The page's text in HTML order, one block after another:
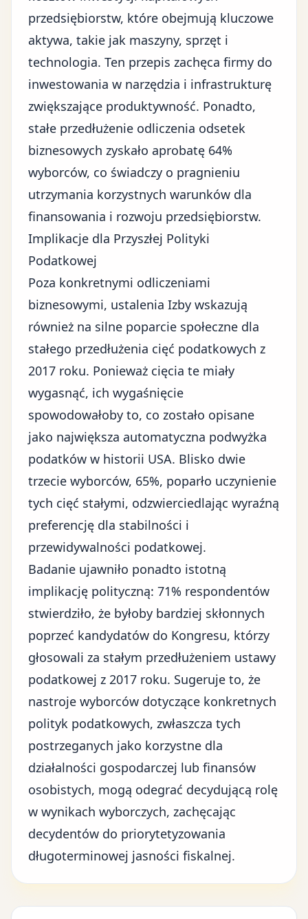
przedsiębiorstw, które obejmują kluczowe
aktywa, takie jak maszyny, sprzęt i
technologia. Ten przepis zachęca firmy do
inwestowania w narzędzia i infrastrukturę
zwiększające produktywność. Ponadto,
stałe przedłużenie odliczenia odsetek
biznesowych zyskało aprobatę 64%
wyborców, co świadczy o pragnieniu
utrzymania korzystnych warunków dla
finansowania i rozwoju przedsiębiorstw.
Implikacje dla Przyszłej Polityki
Podatkowej
Poza konkretnymi odliczeniami
biznesowymi, ustalenia Izby wskazują
również na silne poparcie społeczne dla
stałego przedłużenia cięć podatkowych z
2017 roku. Ponieważ cięcia te miały
wygasnąć, ich wygaśnięcie
spowodowałoby to, co zostało opisane
jako największa automatyczna podwyżka
podatków w historii USA. Blisko dwie
trzecie wyborców, 65%, poparło uczynienie
tych cięć stałymi, odzwierciedlając wyraźną
preferencję dla stabilności i
przewidywalności podatkowej.
Badanie ujawniło ponadto istotną
implikację polityczną: 71% respondentów
stwierdziło, że byłoby bardziej skłonnych
poprzeć kandydatów do Kongresu, którzy
głosowali za stałym przedłużeniem ustawy
podatkowej z 2017 roku. Sugeruje to, że
nastroje wyborców dotyczące konkretnych
polityk podatkowych, zwłaszcza tych
postrzeganych jako korzystne dla
działalności gospodarczej lub finansów
osobistych, mogą odegrać decydującą rolę
w wynikach wyborczych, zachęcając
decydentów do priorytetyzowania
długoterminowej jasności fiskalnej.